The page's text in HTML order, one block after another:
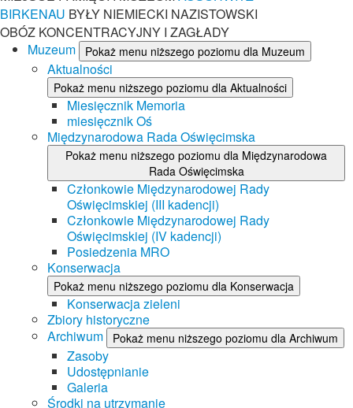
BIRKENAU BYŁY NIEMIECKI NAZISTOWSKI
OBÓZ KONCENTRACYJNY I ZAGŁADY
Muzeum
Pokaż menu niższego poziomu dla Muzeum
Aktualności
Pokaż menu niższego poziomu dla Aktualności
Miesięcznik Memoria
miesięcznik Oś
Międzynarodowa Rada Oświęcimska
Pokaż menu niższego poziomu dla Międzynarodowa
Rada Oświęcimska
Członkowie Międzynarodowej Rady
Oświęcimskiej (III kadencji)
Członkowie Międzynarodowej Rady
Oświęcimskiej (IV kadencji)
Posiedzenia MRO
Konserwacja
Pokaż menu niższego poziomu dla Konserwacja
Konserwacja zieleni
Zbiory historyczne
Archiwum
Pokaż menu niższego poziomu dla Archiwum
Zasoby
Udostępnianie
Galeria
Środki na utrzymanie